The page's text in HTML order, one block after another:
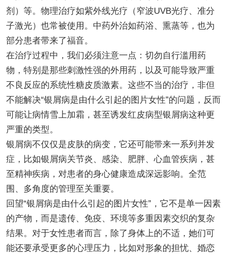
剂）等。物理治疗如紫外线光疗（窄波UVB光疗、准分
子激光）也常被使用。中药外治如药浴、熏蒸等，也为
部分患者带来了福音。
在治疗过程中，我们必须注意一点：切勿自行滥用药
物，特别是那些刺激性强的外用药，以及可能导致严重
不良反应的系统性糖皮质激素。这些不当的治疗，非但
不能解决“银屑病是由什么引起的图片女性”的问题，反而
可能让病情雪上加霜，甚至诱发红皮病型银屑病这种更
严重的类型。
银屑病不仅仅是皮肤的病变，它还可能带来一系列并发
症，比如银屑病关节炎、感染、肥胖、心血管疾病，甚
至精神疾病，对患者的身心健康造成深远影响。全范
围、多角度的管理至关重要。
回望“银屑病是由什么引起的图片女性”，它不是单一因素
的产物，而是遗传、免疫、环境等多重因素交织的复杂
结果。对于女性患者而言，除了身体上的不适，她们可
能还要承受更多的心理压力，比如对形象的担忧、婚恋